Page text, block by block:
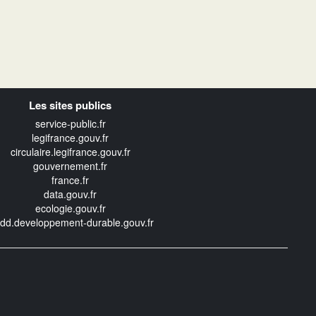
Les sites publics
service-public.fr
legifrance.gouv.fr
circulaire.legifrance.gouv.fr
gouvernement.fr
france.fr
data.gouv.fr
ecologie.gouv.fr
durable.gouv.fr